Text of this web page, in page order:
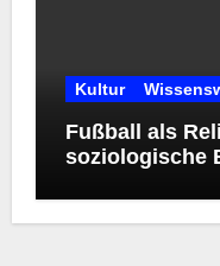
Kultur
Fußball als
soziologische